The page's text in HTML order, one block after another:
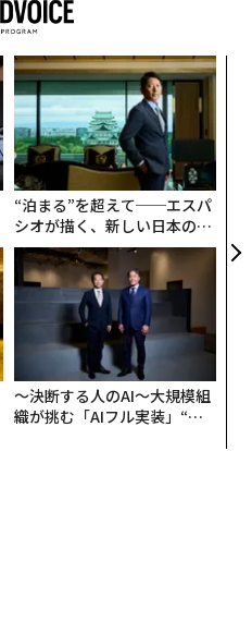
“泊まる”を超えて──エスパ
シオが描く、新しい日本のラ
グジュアリー（前編）
〜決断する人のAI〜大規模組
織が挑む「AIフル実装」“使